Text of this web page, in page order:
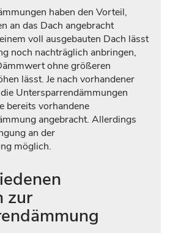
haben den Vorteil,
an das Dach angebracht
voll ausgebauten Dach lässt
noch nachträglich anbringen,
ohne größeren
lässt. Je nach vorhandener
Untersparrendämmungen
bereits vorhandene
angebracht. Allerdings
an der
möglich.
zur